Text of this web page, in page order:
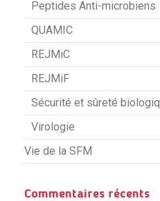
Peptides Anti-microbiens
QUAMIC
REJMiC
REJMiF
Sécurité et sûreté
Virologie
Vie de la SFM
Commentaires récents